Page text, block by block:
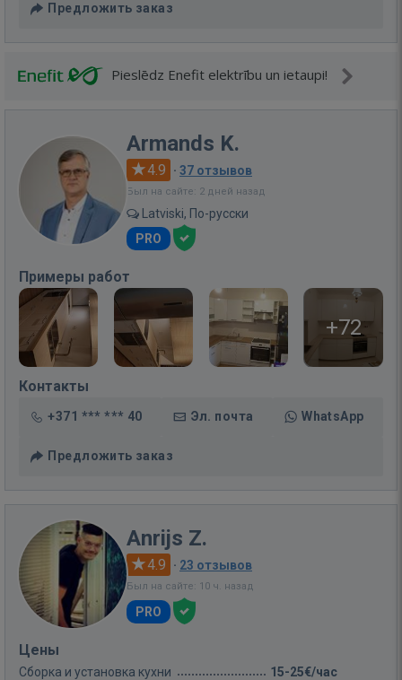
Предложить заказ
Pieslēdz Enefit elektrību un ietaupi!
Armands K.
4.9 · 37 отзывов
Был на сайте: 2 дней назад
Latviski, По-русски
PRO
Примеры работ
+72
Контакты
+371 *** *** 40 Эл. почта WhatsApp
Предложить заказ
Anrijs Z.
4.9 · 23 отзывов
Был на сайте: 10 ч. назад
PRO
Цены
Сборка и установка кухни 15-25€/час